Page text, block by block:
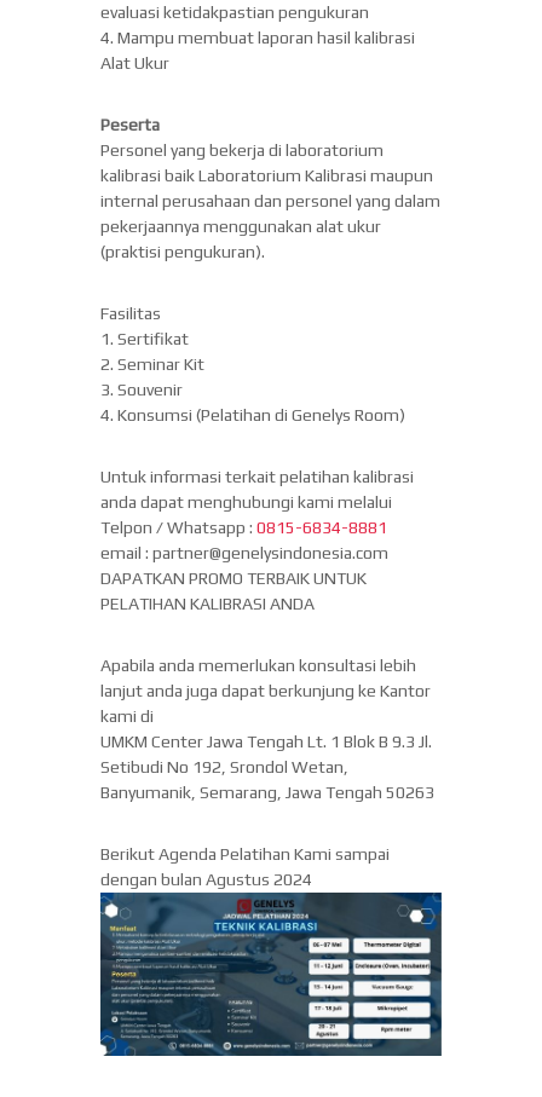
evaluasi ketidakpastian pengukuran
4. Mampu membuat laporan hasil kalibrasi
Alat Ukur
Peserta
Personel yang bekerja di laboratorium
kalibrasi baik Laboratorium Kalibrasi maupun
internal perusahaan dan personel yang dalam
pekerjaannya menggunakan alat ukur
(praktisi pengukuran).
Fasilitas
1. Sertifikat
2. Seminar Kit
3. Souvenir
4. Konsumsi (Pelatihan di Genelys Room)
Untuk informasi terkait pelatihan kalibrasi
anda dapat menghubungi kami melalui
Telpon / Whatsapp :0815-6834-8881
email : partner@genelysindonesia.com
DAPATKAN PROMO TERBAIK UNTUK
PELATIHAN KALIBRASI ANDA
Apabila anda memerlukan konsultasi lebih
lanjut anda juga dapat berkunjung ke Kantor
kami di
UMKM Center Jawa Tengah Lt. 1 Blok B 9.3 Jl.
Setibudi No 192, Srondol Wetan,
Banyumanik, Semarang, Jawa Tengah 50263
Berikut Agenda Pelatihan Kami sampai
dengan bulan Agustus 2024